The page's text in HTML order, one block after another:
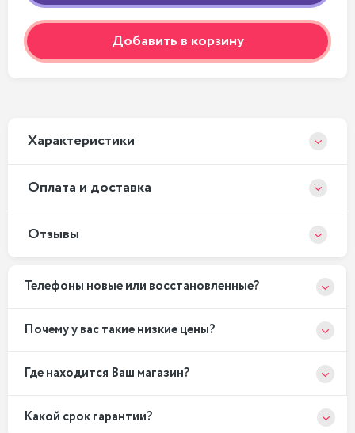
Добавить в корзину
Xарактеристики
Оплата и доставка
Отзывы
Телефоны новые или восстановленные?
Почему у вас такие низкие цены?
Где находится Ваш магазин?
Какой срок гарантии?